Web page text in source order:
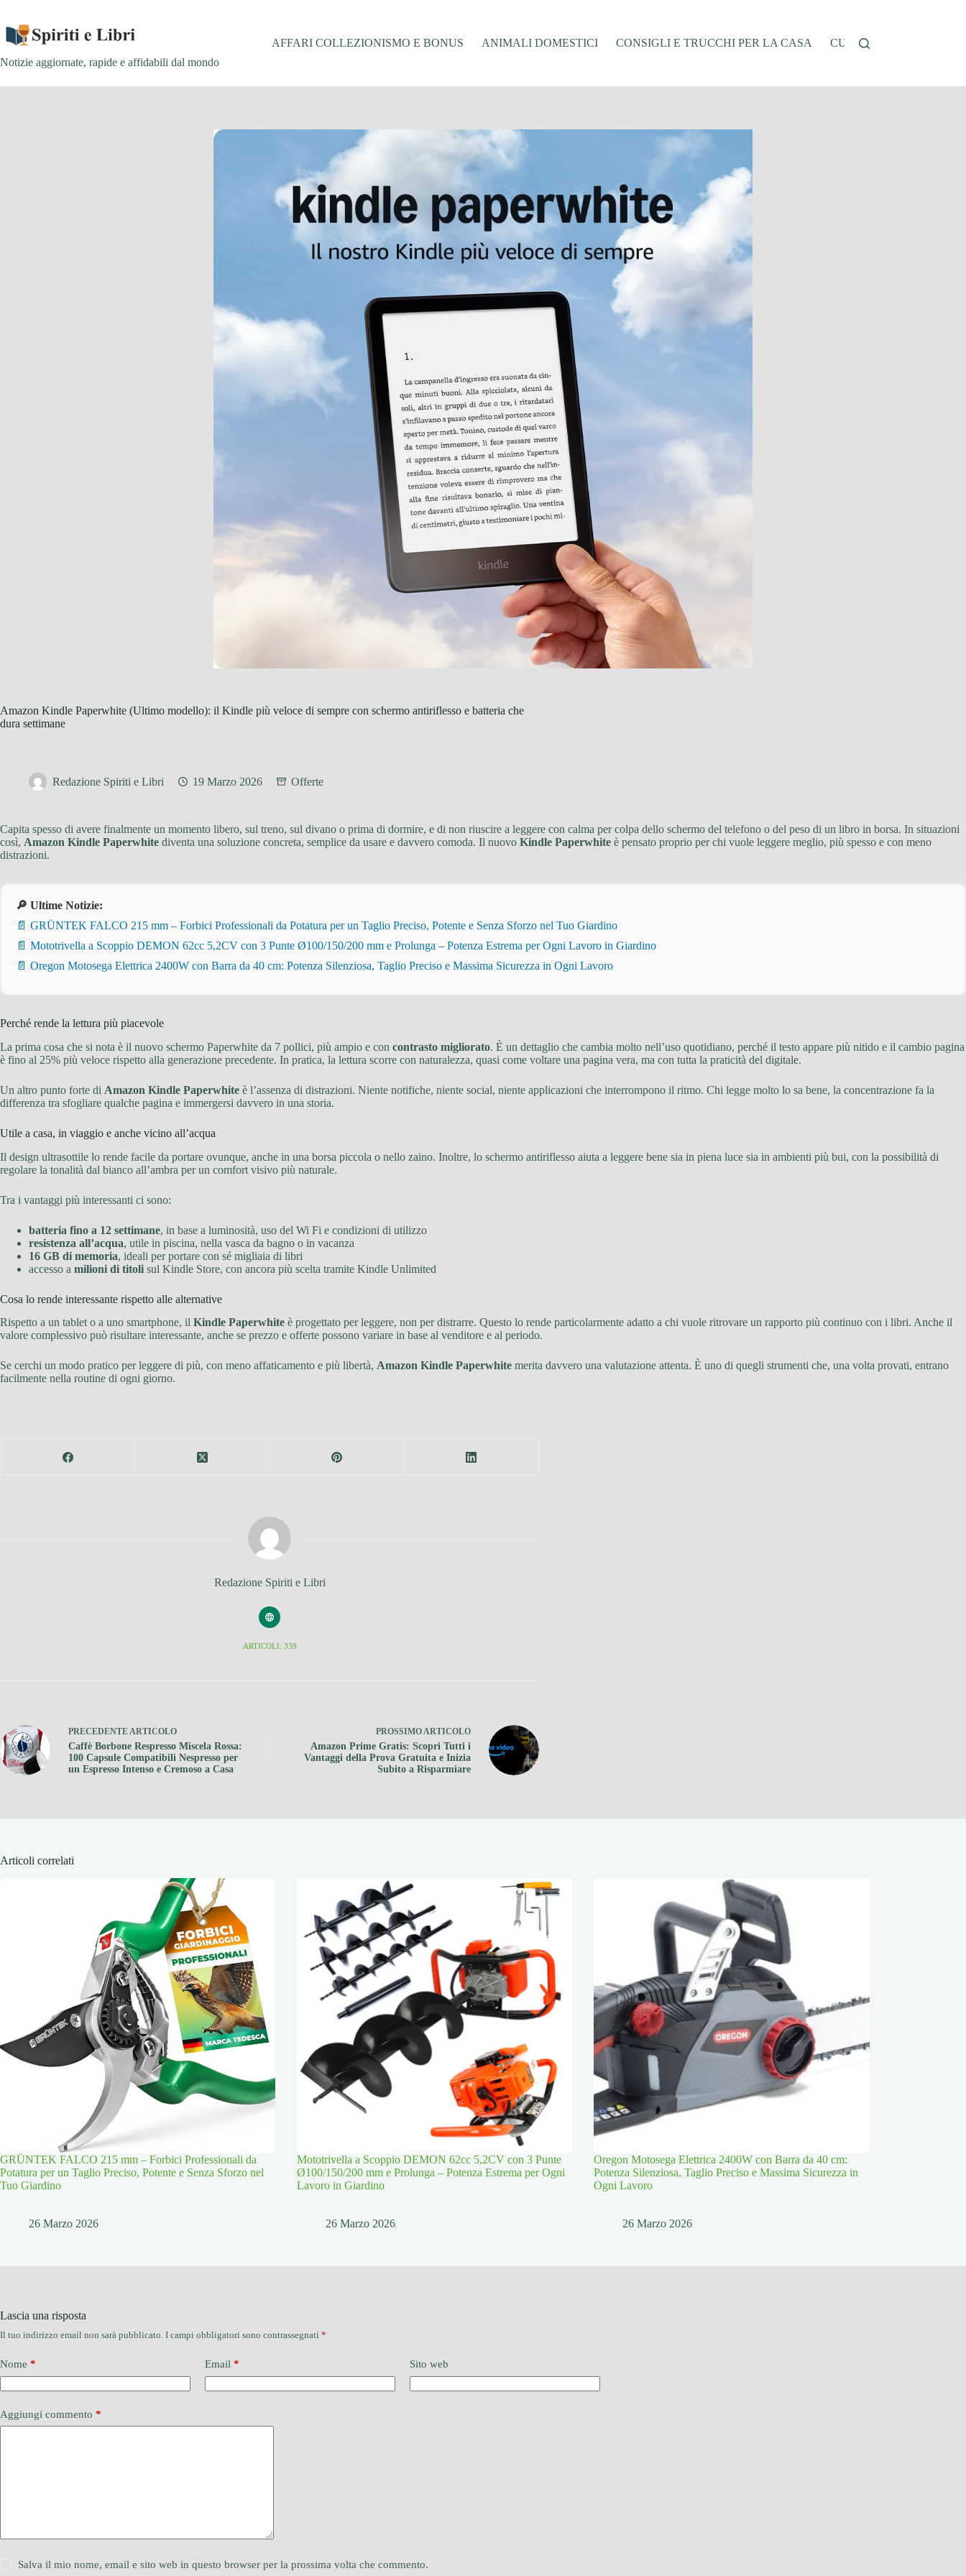
contenuto
Notizie aggiornate, rapide e affidabili dal mondo
AFFARI COLLEZIONISMO E BONUS ANIMALI DOMESTICI CONSIGLI E TRUCCHI PER LA CASA CUCINA E RICETTE
Amazon Kindle Paperwhite (Ultimo modello): il Kindle più veloce di sempre con schermo antiriflesso e batteria che
dura settimane
Redazione Spiriti e Libri 19 Marzo 2026 Offerte
Capita spesso di avere finalmente un momento libero, sul treno, sul divano o prima di dormire, e di non riuscire a leggere con calma per colpa dello schermo del telefono o del peso di un libro in borsa. In situazioni
così, Amazon Kindle Paperwhite diventa una soluzione concreta, semplice da usare e davvero comoda. Il nuovo Kindle Paperwhite è pensato proprio per chi vuole leggere meglio, più spesso e con meno
distrazioni.
🔎 Ultime Notizie:
📄 GRÜNTEK FALCO 215 mm – Forbici Professionali da Potatura per un Taglio Preciso, Potente e Senza Sforzo nel Tuo Giardino
📄 Mototrivella a Scoppio DEMON 62cc 5,2CV con 3 Punte Ø100/150/200 mm e Prolunga – Potenza Estrema per Ogni Lavoro in Giardino
📄 Oregon Motosega Elettrica 2400W con Barra da 40 cm: Potenza Silenziosa, Taglio Preciso e Massima Sicurezza in Ogni Lavoro
Perché rende la lettura più piacevole
La prima cosa che si nota è il nuovo schermo Paperwhite da 7 pollici, più ampio e con contrasto migliorato. È un dettaglio che cambia molto nell’uso quotidiano, perché il testo appare più nitido e il cambio pagina
è fino al 25% più veloce rispetto alla generazione precedente. In pratica, la lettura scorre con naturalezza, quasi come voltare una pagina vera, ma con tutta la praticità del digitale.
Un altro punto forte di Amazon Kindle Paperwhite è l’assenza di distrazioni. Niente notifiche, niente social, niente applicazioni che interrompono il ritmo. Chi legge molto lo sa bene, la concentrazione fa la
differenza tra sfogliare qualche pagina e immergersi davvero in una storia.
Utile a casa, in viaggio e anche vicino all’acqua
Il design ultrasottile lo rende facile da portare ovunque, anche in una borsa piccola o nello zaino. Inoltre, lo schermo antiriflesso aiuta a leggere bene sia in piena luce sia in ambienti più bui, con la possibilità di
regolare la tonalità dal bianco all’ambra per un comfort visivo più naturale.
Tra i vantaggi più interessanti ci sono:
batteria fino a 12 settimane, in base a luminosità, uso del Wi Fi e condizioni di utilizzo
resistenza all’acqua, utile in piscina, nella vasca da bagno o in vacanza
16 GB di memoria, ideali per portare con sé migliaia di libri
accesso a milioni di titoli sul Kindle Store, con ancora più scelta tramite Kindle Unlimited
Cosa lo rende interessante rispetto alle alternative
Rispetto a un tablet o a uno smartphone, il Kindle Paperwhite è progettato per leggere, non per distrarre. Questo lo rende particolarmente adatto a chi vuole ritrovare un rapporto più continuo con i libri. Anche il
valore complessivo può risultare interessante, anche se prezzo e offerte possono variare in base al venditore e al periodo.
Se cerchi un modo pratico per leggere di più, con meno affaticamento e più libertà, Amazon Kindle Paperwhite merita davvero una valutazione attenta. È uno di quegli strumenti che, una volta provati, entrano
facilmente nella routine di ogni giorno.
Redazione Spiriti e Libri
ARTICOLI: 339
PRECEDENTEARTICOLO
Caffè Borbone Respresso Miscela Rossa:
100 Capsule Compatibili Nespresso per
un Espresso Intenso e Cremoso a Casa
PROSSIMOARTICOLO
Amazon Prime Gratis: Scopri Tutti i
Vantaggi della Prova Gratuita e Inizia
Subito a Risparmiare
Articoli correlati
GRÜNTEK FALCO 215 mm – Forbici Professionali da
Potatura per un Taglio Preciso, Potente e Senza Sforzo nel
Tuo Giardino
26 Marzo 2026
Mototrivella a Scoppio DEMON 62cc 5,2CV con 3 Punte
Ø100/150/200 mm e Prolunga – Potenza Estrema per Ogni
Lavoro in Giardino
26 Marzo 2026
Oregon Motosega Elettrica 2400W con Barra da 40 cm:
Potenza Silenziosa, Taglio Preciso e Massima Sicurezza in
Ogni Lavoro
26 Marzo 2026
Lascia una risposta
Il tuo indirizzo email non sarà pubblicato. I campi obbligatori sono contrassegnati *
Nome * Email * Sito web
Aggiungi commento *
Salva il mio nome, email e sito web in questo browser per la prossima volta che commento.